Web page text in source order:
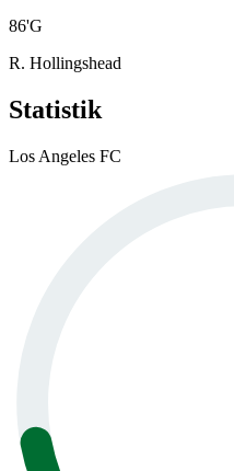
86'G
R. Hollingshead
Statistik
Los Angeles FC